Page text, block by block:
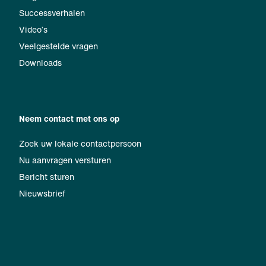
Successverhalen
Video’s
Veelgestelde vragen
Downloads
Neem contact met ons op
Zoek uw lokale contactpersoon
Nu aanvragen versturen
Bericht sturen
Nieuwsbrief